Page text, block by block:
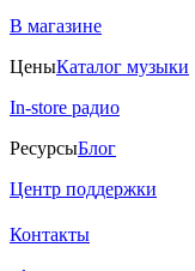
В магазине
ЦеныКаталог музыки
In-store радио
РесурсыБлог
Центр поддержки
Контакты